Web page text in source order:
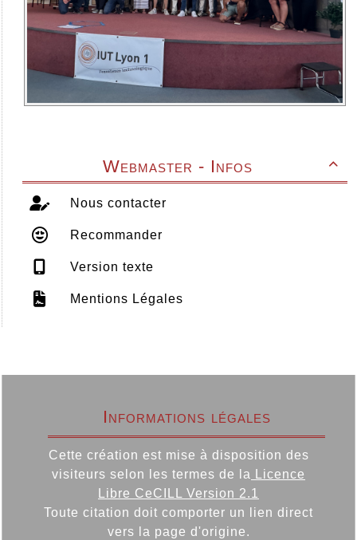

Webmaster - Infos
Nous contacter
Recommander
Version texte
Mentions Légales
Informations légales
Cette création est mise à disposition des
visiteurs selon les termes de la
Licence
Libre CeCILL Version 2.1
Toute citation doit comporter un lien direct
vers la page d'origine.